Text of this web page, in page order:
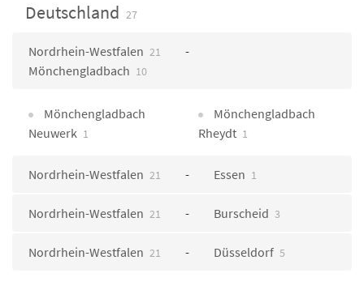
Deutschland 27
Nordrhein-Westfalen 21
Mönchengladbach 10
Mönchengladbach
Neuwerk 1
Mönchengladbach
Rheydt 1
Nordrhein-Westfalen 21 Essen 1
Nordrhein-Westfalen 21 Burscheid 3
Nordrhein-Westfalen 21 Düsseldorf 5